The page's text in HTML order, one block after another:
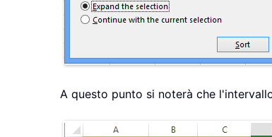
A questo punto si noterà che